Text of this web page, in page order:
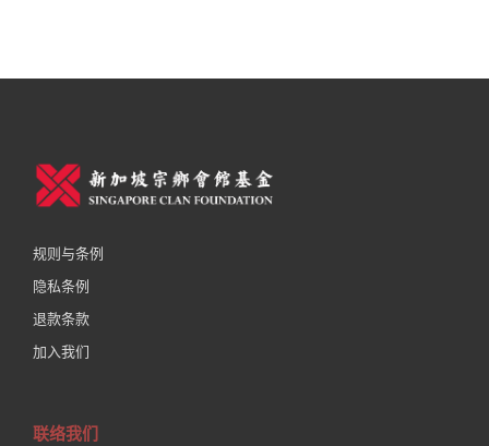
规则与条例
隐私条例
退款条款
加入我们
联络我们